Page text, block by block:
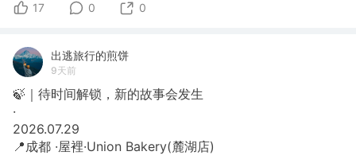
17 0 0
出逃旅行的煎饼
9天前
🍃｜待时间解锁，新的故事会发生
​·
​2026.07.29
​📍成都 ·屋裡·Union Bakery(麓湖店)